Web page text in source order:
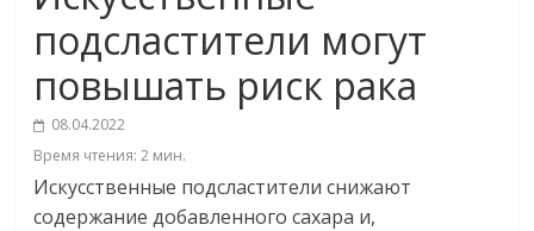
подсластители могут
повышать риск рака
08.04.2022
Время чтения:2 мин.
Искусственные подсластители снижают
содержание добавленного сахара и,